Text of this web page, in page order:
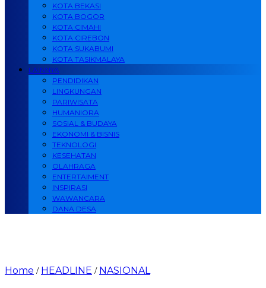
KOTA BEKASI
KOTA BOGOR
KOTA CIMAHI
KOTA CIREBON
KOTA SUKABUMI
KOTA TASIKMALAYA
LAINNYA
PENDIDIKAN
LINGKUNGAN
PARIWISATA
HUMANIORA
SOSIAL & BUDAYA
EKONOMI & BISNIS
TEKNOLOGI
KESEHATAN
OLAHRAGA
ENTERTAIMENT
INSPIRASI
WAWANCARA
DANA DESA
Home / HEADLINE / NASIONAL